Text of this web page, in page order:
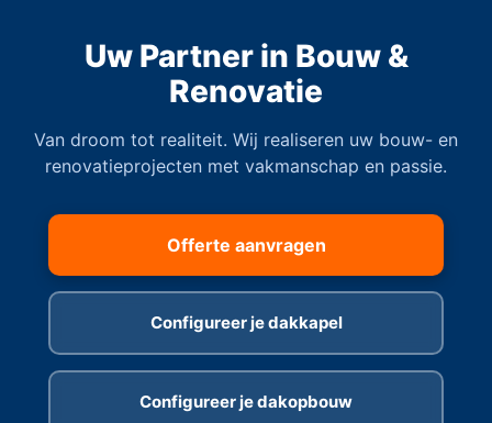
Uw Partner in Bouw &
Renovatie
Van droom tot realiteit. Wij realiseren uw bouw- en
renovatieprojecten met vakmanschap en passie.
Offerte aanvragen
Configureer je dakkapel
Configureer je dakopbouw